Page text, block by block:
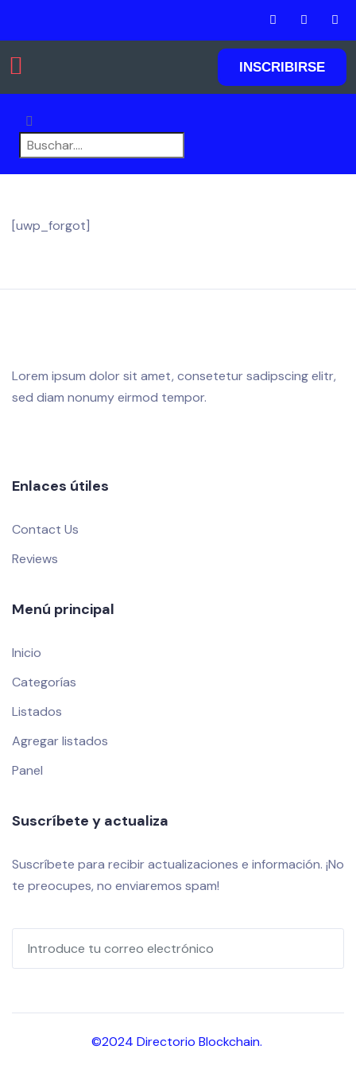
INSCRIBIRSE
[uwp_forgot]
Lorem ipsum dolor sit amet, consetetur sadipscing elitr,
sed diam nonumy eirmod tempor.
Enlaces útiles
Contact Us
Reviews
Menú principal
Inicio
Categorías
Listados
Agregar listados
Panel
Suscríbete y actualiza
Suscríbete para recibir actualizaciones e información. ¡No
te preocupes, no enviaremos spam!
©2024 Directorio Blockchain.